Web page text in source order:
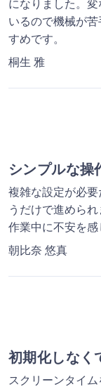
になりました。
いるので機械が
すめです。
桐生 雅
シンプルな操
複雑な設定が必
うだけで進めら
作業中に不安を感
朝比奈 悠真
初期化しなく
スクリーンタイ